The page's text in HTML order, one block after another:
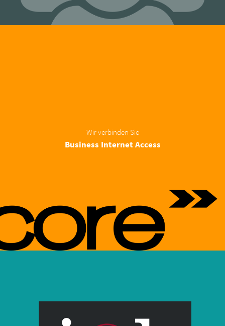
Wir verbinden Sie
Business Internet Access